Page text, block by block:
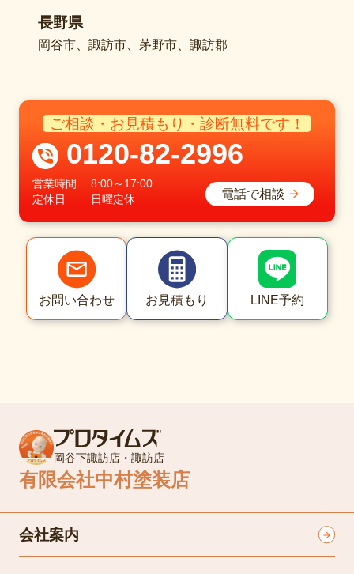
長野県
岡谷市、諏訪市、茅野市、諏訪郡
ご相談・お見積もり・診断無料です！
0120-82-2996
営業時間
8:00～17:00
定休日
日曜定休 電話で相談
お問い合わせ お見積もり LINE予約
岡谷下諏訪店・諏訪店
有限会社中村塗装店
会社案内